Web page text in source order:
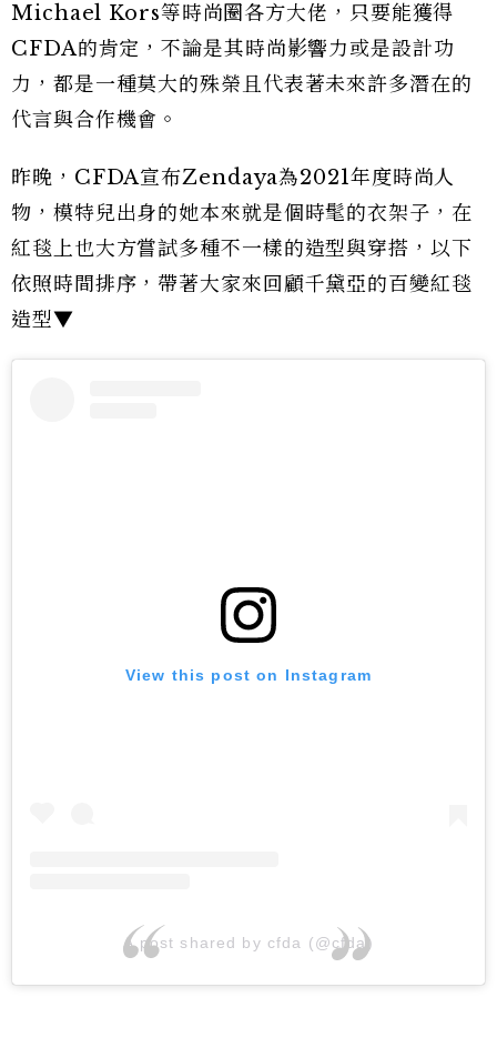
Michael Kors等時尚圈各方大佬，只要能獲得
CFDA的肯定，不論是其時尚影響力或是設計功
力，都是一種莫大的殊榮且代表著未來許多潛在的
代言與合作機會。
昨晚，CFDA宣布Zendaya為2021年度時尚人
物，模特兒出身的她本來就是個時髦的衣架子，在
紅毯上也大方嘗試多種不一樣的造型與穿搭，以下
依照時間排序，帶著大家來回顧千黛亞的百變紅毯
造型▼
View this post on Instagram
A post shared by cfda (@cfda)